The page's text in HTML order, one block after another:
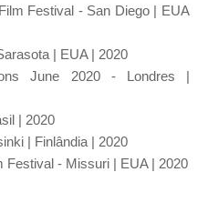
Festival - San Diego | EUA
| EUA | 2020
June 2020 - Londres |
| 2020
| Finlândia | 2020
Festival - Missuri | EUA | 2020